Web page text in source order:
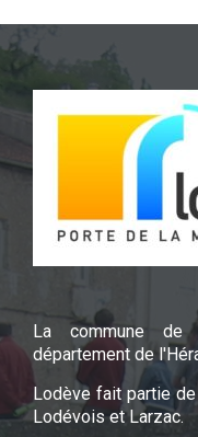
La commune
département de
Lodève fait partie
Lodévois et Larzac.